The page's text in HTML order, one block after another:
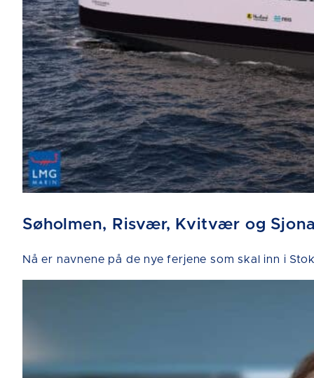
Søholmen, Risvær, Kvitvær og
Nå er navnene på de nye ferjene som skal inn i